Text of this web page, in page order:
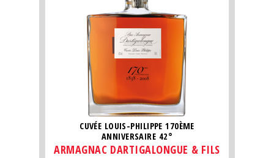
CUVÉE LOUIS-PHILIPPE 170ÈME
ANNIVERSAIRE 42°
ARMAGNAC DARTIGALONGUE & FILS